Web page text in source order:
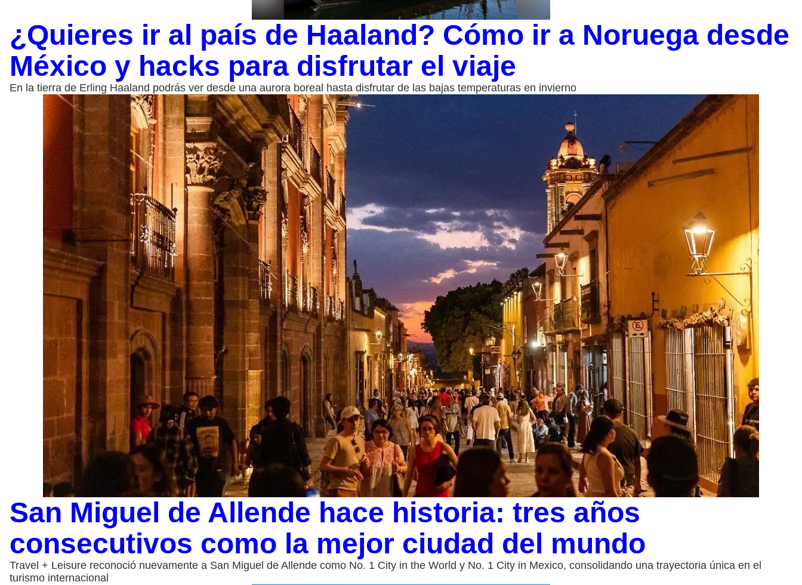
¿Quieres ir al país de Haaland? Cómo ir a Noruega desde
México y hacks para disfrutar el viaje
En la tierra de Erling Haaland podrás ver desde una aurora boreal hasta disfrutar de las bajas temperaturas en invierno
San Miguel de Allende hace historia: tres años
consecutivos como la mejor ciudad del mundo
Travel + Leisure reconoció nuevamente a San Miguel de Allende como No. 1 City in the World y No. 1 City in Mexico, consolidando una trayectoria única en el
turismo internacional